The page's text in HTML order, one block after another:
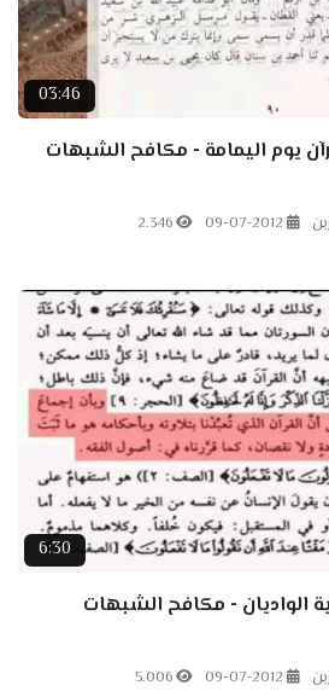
03:46
يوم اليمامة - مكافح الشبهات
09-07-2012
2.346
6:30
الواديان - مكافح الشبهات
09-07-2012
5.006